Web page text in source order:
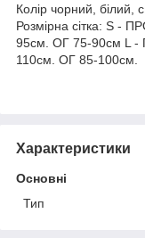
Колір чорний, білий,
Розмірна сітка: S -
95см. ОГ 75-90см L
110см. ОГ 85-100см.
Характеристики
Основні
Тип